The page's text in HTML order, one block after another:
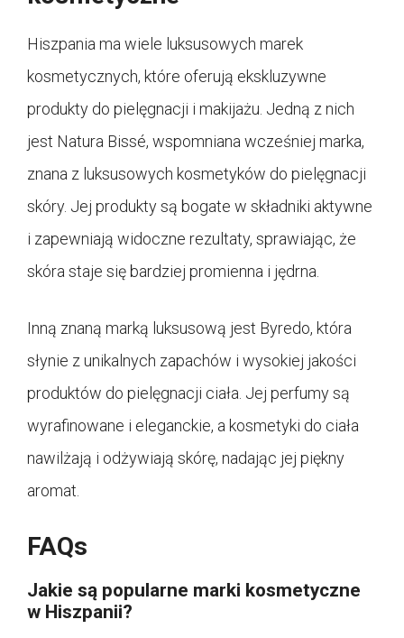
Hiszpania ma wiele luksusowych marek
kosmetycznych, które oferują ekskluzywne
produkty do pielęgnacji i makijażu. Jedną z nich
jest Natura Bissé, wspomniana wcześniej marka,
znana z luksusowych kosmetyków do pielęgnacji
skóry. Jej produkty są bogate w składniki aktywne
i zapewniają widoczne rezultaty, sprawiając, że
skóra staje się bardziej promienna i jędrna.
Inną znaną marką luksusową jest Byredo, która
słynie z unikalnych zapachów i wysokiej jakości
produktów do pielęgnacji ciała. Jej perfumy są
wyrafinowane i eleganckie, a kosmetyki do ciała
nawilżają i odżywiają skórę, nadając jej piękny
aromat.
FAQs
Jakie są popularne marki kosmetyczne
w Hiszpanii?